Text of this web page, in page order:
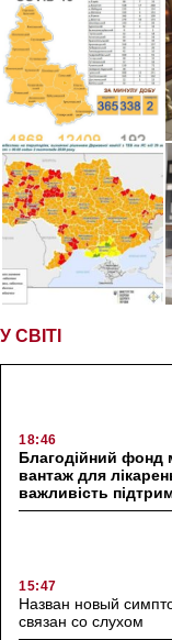
У СВІТІ
18:46
Благодійний фонд
вантаж для
важливість
15:47
Назван новый
связан со слухом